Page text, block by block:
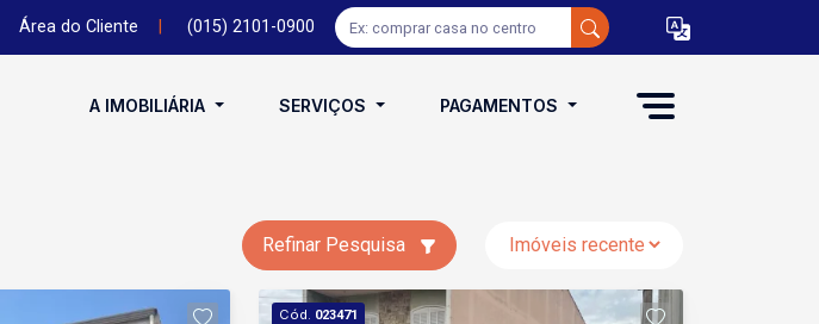
Área do Cliente (015) 2101-0900
A IMOBILIÁRIA SERVIÇOS PAGAMENTOS
Refinar Pesquisa
Cód. 023471